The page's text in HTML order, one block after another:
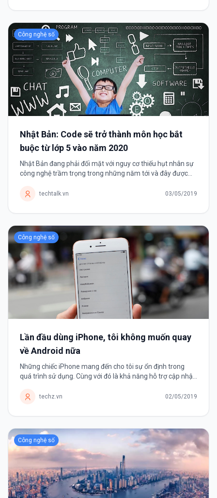
Công nghệ số
Nhật Bản: Code sẽ trở thành môn học bắt
buộc từ lớp 5 vào năm 2020
Nhật Bản đang phải đối mặt với nguy cơ thiếu hụt nhân sự
công nghệ trầm trọng trong những năm tới và đây được
sẽ trở...techtalk.vn 03/05/2019
Công nghệ số
Lần đầu dùng iPhone, tôi không muốn quay
về Android nữa
Những chiếc iPhone mang đến cho tôi sự ổn định trong
quá trình sử dụng. Cùng với đó là khả năng hỗ trợ cập nhật
không có.techz.vn 02/05/2019
Công nghệ số